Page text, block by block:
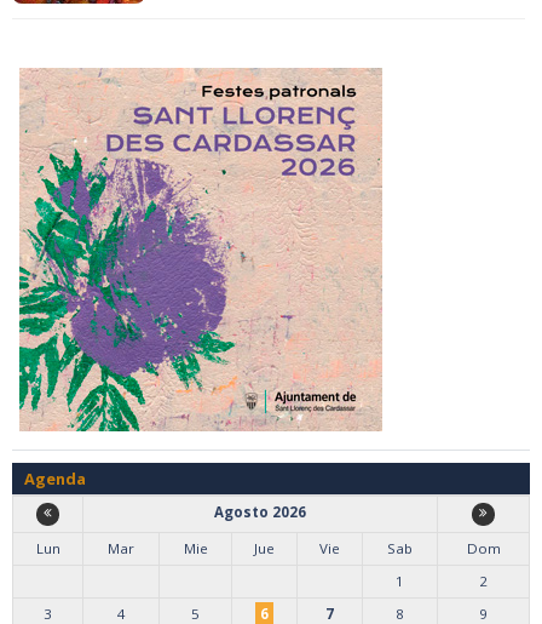
Agenda
Agosto 2026
Lun
Mar Mie Jue Vie Sab
Dom
1
2
3
4 5 6 7 8 9